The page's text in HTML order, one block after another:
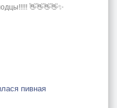
👋👋👋👋✨
пивная